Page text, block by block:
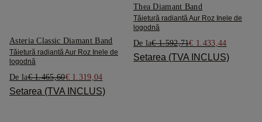
Asteria Classic Diamant Band
Tăietură radiantă Aur Roz Inele de
logodnă
De la€ 1.465,60€ 1.319,04
Setarea (TVA INCLUS)
Thea Diamant Band
Tăietură radiantă Aur Roz Inele de
logodnă
De la€ 1.592,71€ 1.433,44
Setarea (TVA INCLUS)